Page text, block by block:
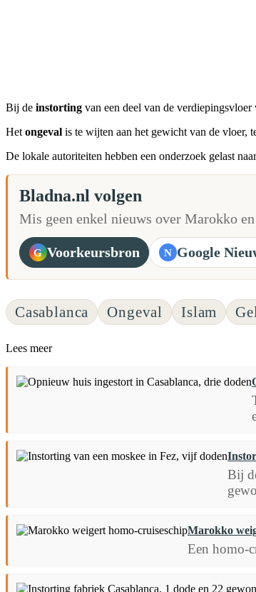
Bij de instorting van een deel van de verdiepingsvloer
Het ongeval is te wijten aan het gewicht van de vloer,
De lokale autoriteiten hebben een onderzoek gelast
Bladna.nl volgen
Mis geen enkel nieuws over Marokko
G Voorkeursbron N Google
Casablanca Ongeval Islam
Lees meer
Bij
Marokko
Een homo-